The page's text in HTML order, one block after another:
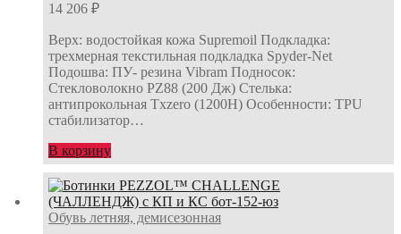
14 206 ₽
Верх: водостойкая кожа Supremoil Подкладка:
трехмерная текстильная подкладка Spyder-Net
Подошва: ПУ- резина Vibram Подносок:
Стекловолокно PZ88 (200 Дж) Стелька:
антипрокольная Txzero (1200Н) Особенности: TPU
стабилизатор…
В корзину
Обувь летняя, демисезонная